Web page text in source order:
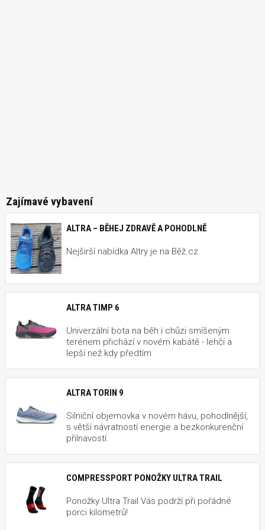
Zajímavé vybavení
ALTRA – BĚHEJ ZDRAVĚ A POHODLNĚ
Nejširší nabídka Altry je na Běž.cz
ALTRA TIMP 6
Univerzální bota na běh i chůzi smíšeným
terénem přichází v novém kabátě - lehčí a
lepší než kdy předtím
ALTRA TORIN 9
Silniční objemovka v novém hávu, pohodlnější,
s větší návratností energie a bezkonkurenční
přilnavostí.
COMPRESSPORT PONOŽKY ULTRA TRAIL
Ponožky Ultra Trail Vás podrží při pořádné
porci kilometrů!